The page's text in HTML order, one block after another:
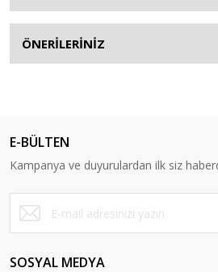
ÖNERİLERİNİZ
E-BÜLTEN
Kampanya ve duyurulardan ilk siz
SOSYAL MEDYA